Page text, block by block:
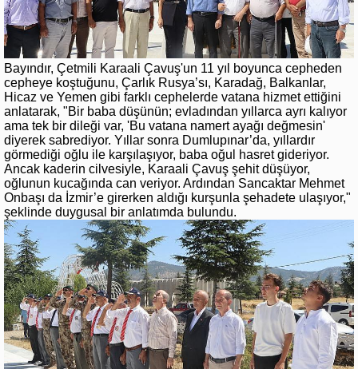
Bayındır, Çetmili Karaali Çavuş'un 11 yıl boyunca cepheden
cepheye koştuğunu, Çarlık Rusya’sı, Karadağ, Balkanlar,
Hicaz ve Yemen gibi farklı cephelerde vatana hizmet ettiğini
anlatarak, "Bir baba düşünün; evladından yıllarca ayrı kalıyor
ama tek bir dileği var, 'Bu vatana namert ayağı değmesin'
diyerek sabrediyor. Yıllar sonra Dumlupınar’da, yıllardır
görmediği oğlu ile karşılaşıyor, baba oğul hasret gideriyor.
Ancak kaderin cilvesiyle, Karaali Çavuş şehit düşüyor,
oğlunun kucağında can veriyor. Ardından Sancaktar Mehmet
Onbaşı da İzmir’e girerken aldığı kurşunla şehadete ulaşıyor,"
şeklinde duygusal bir anlatımda bulundu.